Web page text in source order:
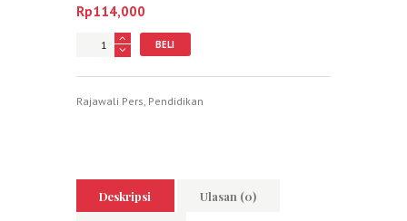
Rp114,000
Jumlah BELI
Rajawali Pers, Pendidikan
Deskripsi Ulasan (0)